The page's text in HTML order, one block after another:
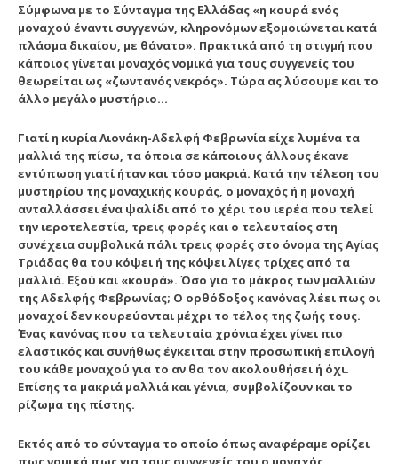
Σύμφωνα με το Σύνταγμα της Ελλάδας «η κουρά ενός
μοναχού έναντι συγγενών, κληρονόμων εξομοιώνεται κατά
πλάσμα δικαίου, με θάνατο». Πρακτικά από τη στιγμή που
κάποιος γίνεται μοναχός νομικά για τους συγγενείς του
θεωρείται ως «ζωντανός νεκρός». Τώρα ας λύσουμε και το
άλλο μεγάλο μυστήριο…
Γιατί η κυρία Λιονάκη-Αδελφή Φεβρωνία είχε λυμένα τα
μαλλιά της πίσω, τα όποια σε κάποιους άλλους έκανε
εντύπωση γιατί ήταν και τόσο μακριά. Κατά την τέλεση του
μυστηρίου της μοναχικής κουράς, ο μοναχός ή η μοναχή
ανταλλάσσει ένα ψαλίδι από το χέρι του ιερέα που τελεί
την ιεροτελεστία, τρεις φορές και ο τελευταίος στη
συνέχεια συμβολικά πάλι τρεις φορές στο όνομα της Αγίας
Τριάδας θα του κόψει ή της κόψει λίγες τρίχες από τα
μαλλιά. Εξού και «κουρά». Όσο για το μάκρος των μαλλιών
της Αδελφής Φεβρωνίας; Ο ορθόδοξος κανόνας λέει πως οι
μοναχοί δεν κουρεύονται μέχρι το τέλος της ζωής τους.
Ένας κανόνας που τα τελευταία χρόνια έχει γίνει πιο
ελαστικός και συνήθως έγκειται στην προσωπική επιλογή
του κάθε μοναχού για το αν θα τον ακολουθήσει ή όχι.
Επίσης τα μακριά μαλλιά και γένια, συμβολίζουν και το
ρίζωμα της πίστης.
Εκτός από το σύνταγμα το οποίο όπως αναφέραμε ορίζει